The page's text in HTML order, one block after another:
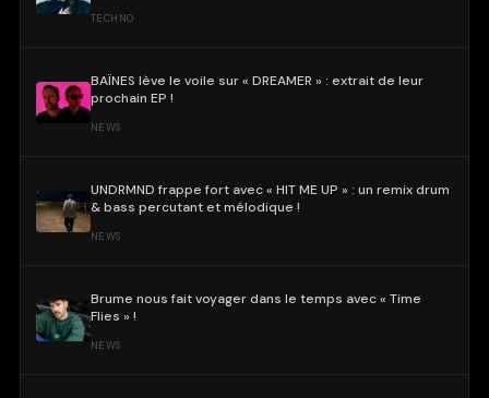
TECHNO
BAÏNES lève le voile sur « DREAMER » : extrait de leur
prochain EP !
NEWS
UNDRMND frappe fort avec « HIT ME UP » : un remix drum
& bass percutant et mélodique !
NEWS
Brume nous fait voyager dans le temps avec « Time
Flies » !
NEWS